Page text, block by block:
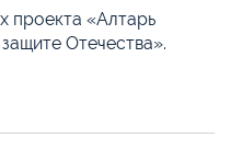
проекта «Алтарь
Отечества».